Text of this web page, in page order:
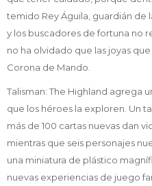
temido Rey Águila, guardián de
y los buscadores de fortuna no
no ha olvidado que las joyas
Corona de Mando.
Talisman: The Highland agrega
que los héroes la exploren. Un
más de 100 cartas nuevas dan
mientras que seis personajes
una miniatura de plástico
nuevas experiencias de juego